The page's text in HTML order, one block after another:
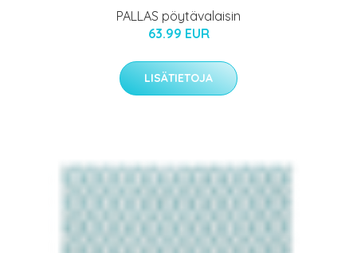
PALLAS pöytävalaisin
63.99 EUR
LISÄTIETOJA